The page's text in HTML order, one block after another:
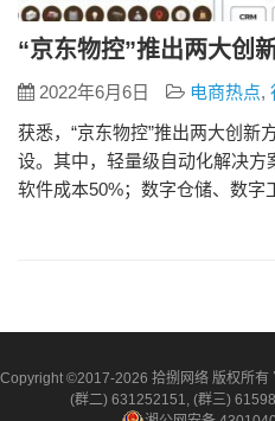
“京东物控”推出两大创
2022年6月6日 电商热点,
获悉，“京东物控”推出两大创新
设。其中，轻量级自动化解决方
软件成本50%；数字仓储、数字
提高5%、用工成本下降15%、
力、标准AP…
Copyright ©2017-2026 拾捌网络 版权所有
(群二) 631252151, (群三)